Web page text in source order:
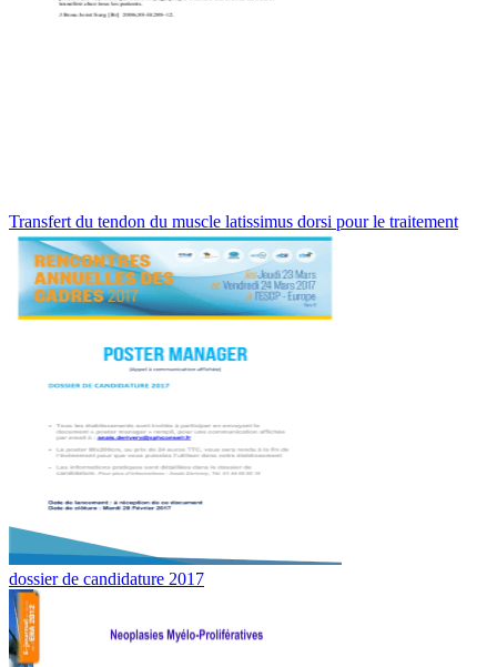
Transfert du tendon du muscle latissimus dorsi pour le traitement
dossier de candidature 2017